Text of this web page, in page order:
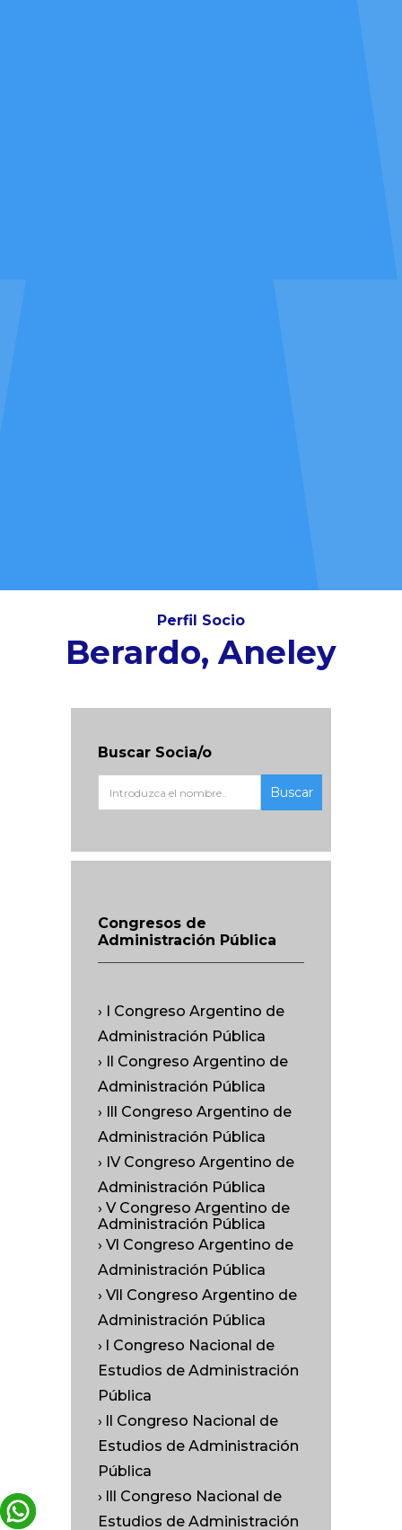
Perfil Socio
Berardo, Aneley
Buscar Socia/o
Buscar
Congresos de
Administración Pública
› I Congreso Argentino de
Administración Pública
› Il Congreso Argentino de
Administración Pública
› Ill Congreso Argentino de
Administración Pública
› IV Congreso Argentino de
Administración Pública
› V Congreso Argentino de
Administración Pública
› Vl Congreso Argentino de
Administración Pública
› Vll Congreso Argentino de
Administración Pública
› l Congreso Nacional de
Estudios de Administración
Pública
› ll Congreso Nacional de
Estudios de Administración
Pública
› lll Congreso Nacional de
Estudios de Administración